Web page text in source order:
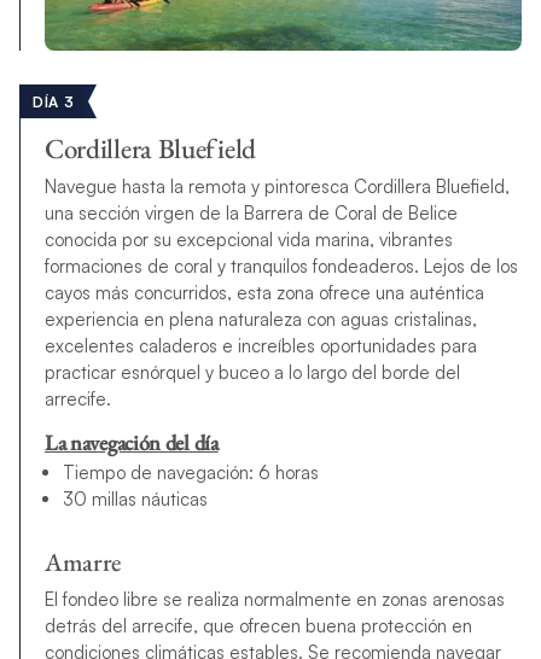
DÍA 3
Cordillera Bluefield
Navegue hasta la remota y pintoresca Cordillera Bluefield,
una sección virgen de la Barrera de Coral de Belice
conocida por su excepcional vida marina, vibrantes
formaciones de coral y tranquilos fondeaderos. Lejos de los
cayos más concurridos, esta zona ofrece una auténtica
experiencia en plena naturaleza con aguas cristalinas,
excelentes caladeros e increíbles oportunidades para
practicar esnórquel y buceo a lo largo del borde del
arrecife.
La navegación del día
Tiempo de navegación: 6 horas
30 millas náuticas
Amarre
El fondeo libre se realiza normalmente en zonas arenosas
detrás del arrecife, que ofrecen buena protección en
condiciones climáticas estables. Se recomienda navegar